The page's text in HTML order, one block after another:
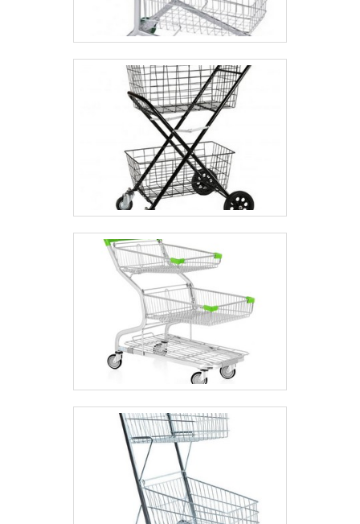
serviço, além de investir em equipamentos
modernos, que se ajustam a sua necessidade. A
Bento Carrinhos é uma empresa que tem
despontado no segmento por toda seriedade e
qualidade, o que garante o sucesso dos clientes de